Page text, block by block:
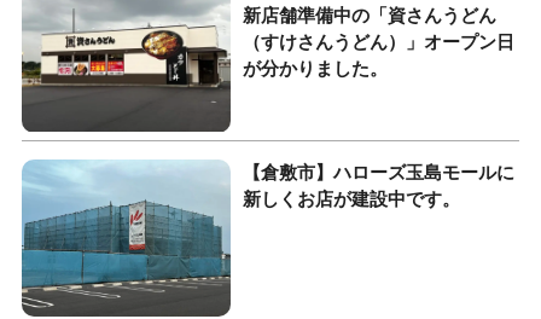
新店舗準備中の「資さんうどん
（すけさんうどん）」オープン日
が分かりました。
【倉敷市】ハローズ玉島モールに
新しくお店が建設中です。